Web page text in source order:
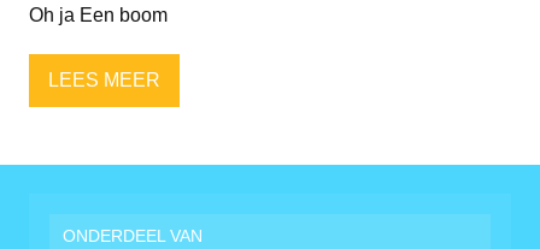
Oh ja Een boom
LEES MEER
ONDERDEEL VAN